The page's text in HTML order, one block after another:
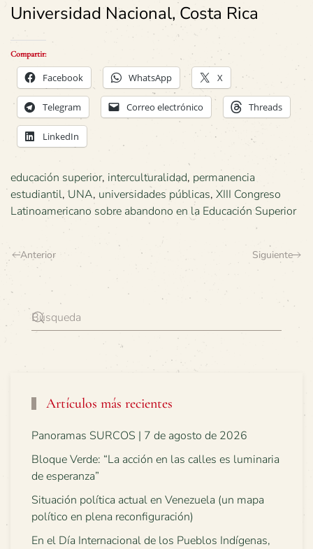
Universidad Nacional, Costa Rica
Compartir:
Facebook WhatsApp X
Telegram Correo electrónico Threads
LinkedIn
educación superior, interculturalidad, permanencia
estudiantil,UNA, universidades públicas, XIII Congreso
Latinoamericano sobre abandono en la Educación Superior
Anterior Siguiente
Artículos más recientes
Panoramas SURCOS | 7 de agosto de 2026
Bloque Verde: “La acción en las calles es luminaria
de esperanza”
Situación política actual en Venezuela (un mapa
político en plena reconfiguración)
En el Día Internacional de los Pueblos Indígenas,